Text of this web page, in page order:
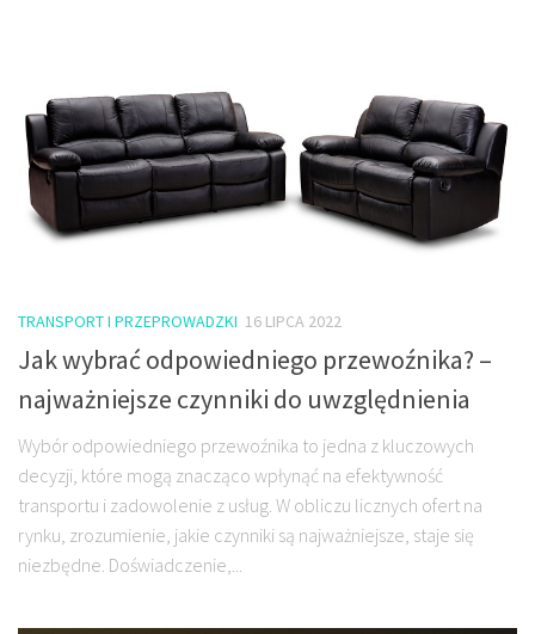
TRANSPORT I PRZEPROWADZKI 16 LIPCA 2022
Jak wybrać odpowiedniego przewoźnika? –
najważniejsze czynniki do uwzględnienia
Wybór odpowiedniego przewoźnika to jedna z kluczowych
decyzji, które mogą znacząco wpłynąć na efektywność
transportu i zadowolenie z usług. W obliczu licznych ofert na
rynku, zrozumienie, jakie czynniki są najważniejsze, staje się
niezbędne. Doświadczenie,...